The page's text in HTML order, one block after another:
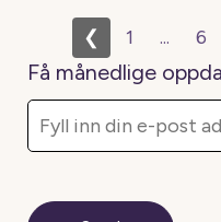
❮ 1 ... 6
Få månedlige